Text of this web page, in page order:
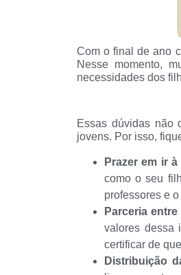
Com o final de ano
Nesse momento,
necessidades dos
Essas dúvidas não
jovens. Por isso,
Prazer em ir
como o seu
professores e
Parceria
valores dessa
certificar de
Distribuição